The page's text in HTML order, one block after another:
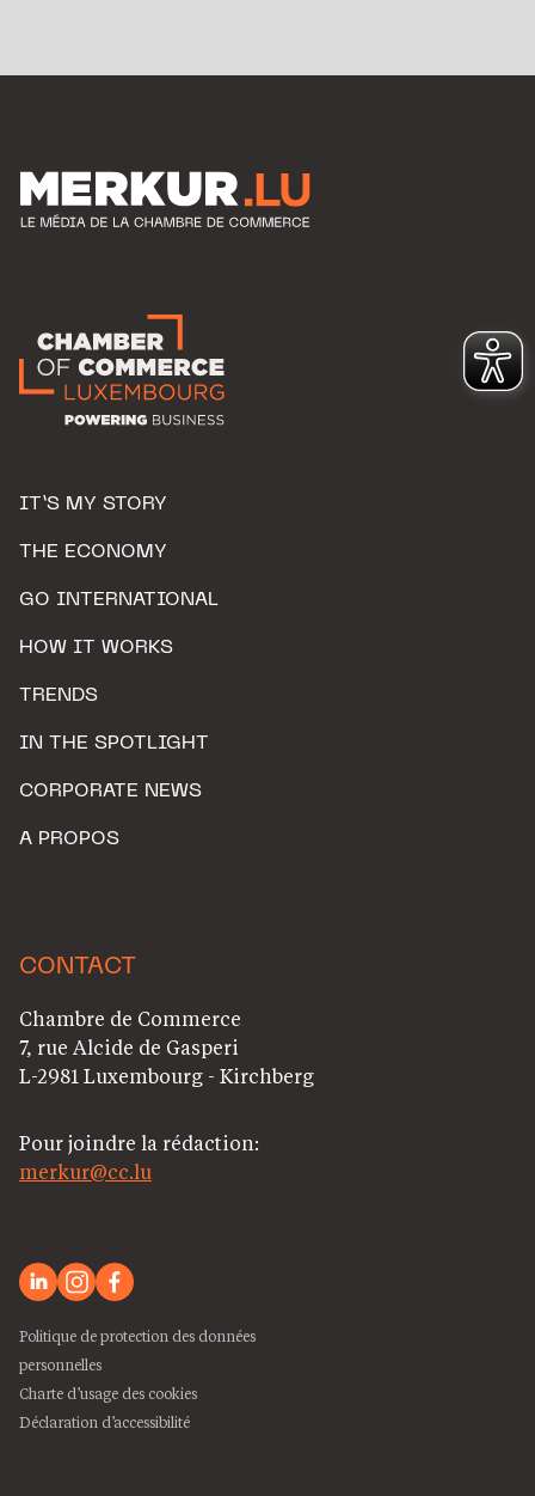
IT’S MY STORY
THE ECONOMY
GO INTERNATIONAL
HOW IT WORKS
TRENDS
IN THE SPOTLIGHT
CORPORATE NEWS
A PROPOS
CONTACT
Chambre de Commerce
7, rue Alcide de Gasperi
L-2981 Luxembourg - Kirchberg
Pour joindre la rédaction:
merkur@cc.lu
Politique de protection des données
personnelles
Charte d’usage des cookies
Déclaration d’accessibilité